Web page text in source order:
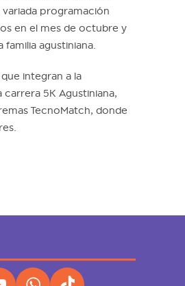
programación
en el mes de octubre y
agustiniana.
integran a la
5K Agustiniana,
TecnoMatch, donde